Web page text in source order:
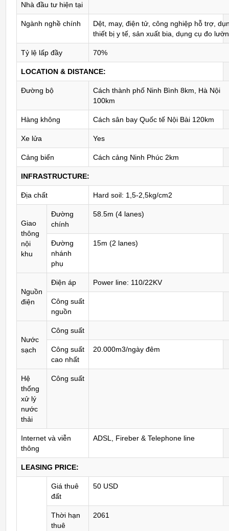
Nhà đầu tư hiện tại
Ngành nghề chính
Dệt, may, điện tử, công nghiệp hỗ trợ,
thiết bị y tế, sản xuất bia, dụng cụ đo
Tỷ lệ lấp đầy 70%
LOCATION & DISTANCE:
Đường bộ
Cách thành phố Ninh Bình 8km, Hà Nội
100km
Hàng không Cách sân bay Quốc tế Nội Bài 120km
Xe lửa Yes
Cảng biển Cách cảng Ninh Phúc 2km
INFRASTRUCTURE:
Địa chất Hard soil: 1,5-2,5kg/cm2
Giao
thông
nội
khu
Đường
chính
58.5m (4 lanes)
Đường
nhánh
phụ
15m (2 lanes)
Nguồn
điện
Điện áp Power line: 110/22KV
Công suất
nguồn
Nước
sạch
Công suất
Công suất
cao nhất
20.000m3/ngày đêm
Hệ
thống
xử lý
nước
thải
Công suất
Internet và viễn
thông
ADSL, Fireber & Telephone line
LEASING PRICE:
Giá thuê
đất
50 USD
Thời hạn
thuê
2061